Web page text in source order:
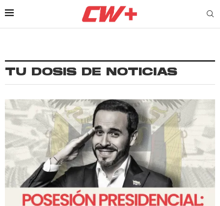
TU DOSIS DE NOTICIAS